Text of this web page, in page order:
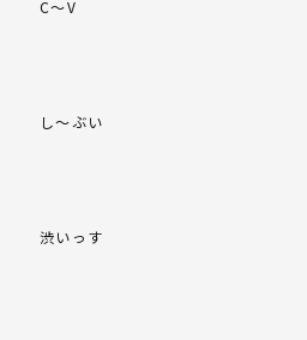
C～V
し～ぶい
渋いっす